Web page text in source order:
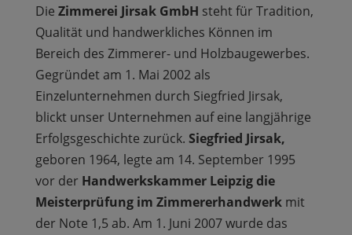
Die Zimmerei Jirsak GmbH steht für Tradition,
Qualität und handwerkliches Können im
Bereich des Zimmerer- und Holzbaugewerbes.
Gegründet am 1. Mai 2002 als
Einzelunternehmen durch Siegfried Jirsak,
blickt unser Unternehmen auf eine langjährige
Erfolgsgeschichte zurück. Siegfried Jirsak,
geboren 1964, legte am 14. September 1995
vor der Handwerkskammer Leipzig die
Meisterprüfung im Zimmererhandwerkmit
der Note 1,5 ab. Am 1. Juni 2007 wurde das